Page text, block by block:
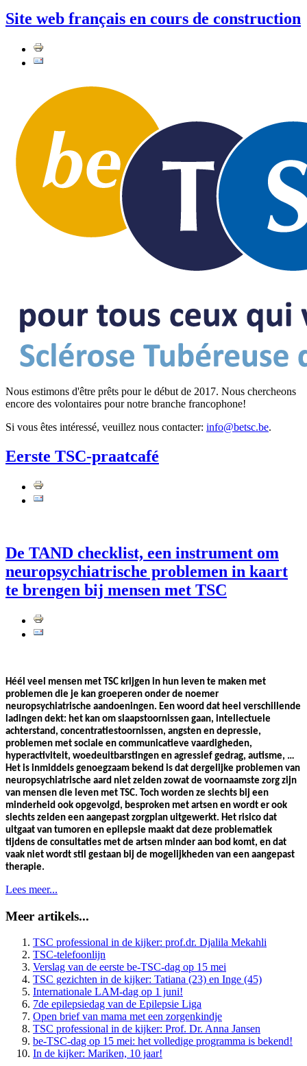
Site web français en cours de construction
Nous estimons d'être prêts pour le début de 2017. Nous chercheons
encore des volontaires pour notre branche francophone!
Si vous êtes intéressé, veuillez nous contacter: info@betsc.be.
Eerste TSC-praatcafé
De TAND checklist, een instrument om
neuropsychiatrische problemen in kaart
te brengen bij mensen met TSC
Héél veel mensen met TSC krijgen in hun leven te maken met
problemen die je kan groeperen onder de noemer
neuropsychiatrische aandoeningen. Een woord dat heel verschillende
ladingen dekt: het kan om slaapstoornissen gaan, intellectuele
achterstand, concentratiestoornissen, angsten en depressie,
problemen met sociale en communicatieve vaardigheden,
hyperactiviteit, woedeuitbarstingen en agressief gedrag, autisme, …
Het is inmiddels genoegzaam bekend is dat dergelijke problemen van
neuropsychiatrische aard niet zelden zowat de voornaamste zorg zijn
van mensen die leven met TSC. Toch worden ze slechts bij een
minderheid ook opgevolgd, besproken met artsen en wordt er ook
slechts zelden een aangepast zorgplan uitgewerkt. Het risico dat
uitgaat van tumoren en epilepsie maakt dat deze problematiek
tijdens de consultaties met de artsen minder aan bod komt, en dat
vaak niet wordt stil gestaan bij de mogelijkheden van een aangepast
therapie.
Lees meer...
Meer artikels...
TSC professional in de kijker: prof.dr. Djalila Mekahli
TSC-telefoonlijn
Verslag van de eerste be-TSC-dag op 15 mei
TSC gezichten in de kijker: Tatiana (23) en Inge (45)
Internationale LAM-dag op 1 juni!
7de epilepsiedag van de Epilepsie Liga
Open brief van mama met een zorgenkindje
TSC professional in de kijker: Prof. Dr. Anna Jansen
be-TSC-dag op 15 mei: het volledige programma is bekend!
In de kijker: Mariken, 10 jaar!